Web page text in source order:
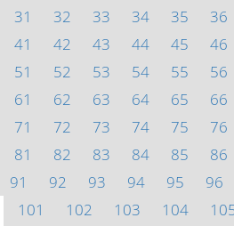
31
32 33 34 35 36
41
42 43 44 45 46
51
52 53 54 55 56
61
62 63 64 65 66
71
72 73 74 75 76
81
82 83 84 85 86
91
92 93 94 95 96
101
102 103 104